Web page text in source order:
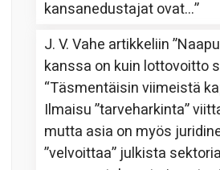
kansanedustajat ovat…”
J. V. Vahe artikkeliin
kanssa on kuin lottovoitto
“Täsmentäisin viimeistä
Ilmaisu ”tarveharkinta”
mutta asia on myös
”velvoittaa” julkista